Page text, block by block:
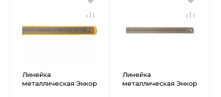
Линейка
металлическая Энкор
1500мм блестящая
Линейка
металлическая Энкор
1000мм блестящая